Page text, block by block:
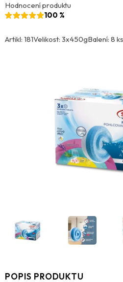
Hodnocení produktu
100 %
Artikl: 181Velikost: 3x450gBalení: 8 ks
POPIS PRODUKTU